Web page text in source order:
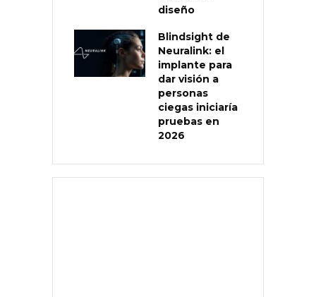
diseño
Blindsight de
Neuralink: el
implante para
dar visión a
personas
ciegas iniciaría
pruebas en
2026